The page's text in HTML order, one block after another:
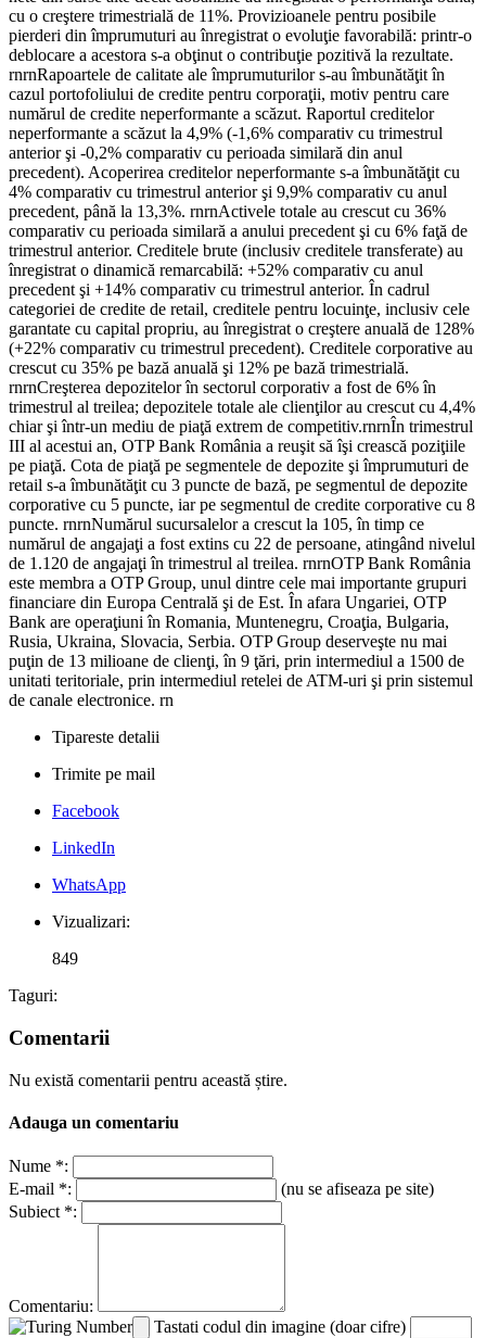
cu o creştere trimestrială de 11%. Provizioanele pentru posibile
pierderi din împrumuturi au înregistrat o evoluţie favorabilă: printr-o
deblocare a acestora s-a obţinut o contribuţie pozitivă la rezultate.
rnrnRapoartele de calitate ale împrumuturilor s-au îmbunătăţit în
cazul portofoliului de credite pentru corporaţii, motiv pentru care
numărul de credite neperformante a scăzut. Raportul creditelor
neperformante a scăzut la 4,9% (-1,6% comparativ cu trimestrul
anterior şi -0,2% comparativ cu perioada similară din anul
precedent). Acoperirea creditelor neperformante s-a îmbunătăţit cu
4% comparativ cu trimestrul anterior şi 9,9% comparativ cu anul
precedent, până la 13,3%. rnrnActivele totale au crescut cu 36%
comparativ cu perioada similară a anului precedent şi cu 6% faţă de
trimestrul anterior. Creditele brute (inclusiv creditele transferate) au
înregistrat o dinamică remarcabilă: +52% comparativ cu anul
precedent şi +14% comparativ cu trimestrul anterior. În cadrul
categoriei de credite de retail, creditele pentru locuinţe, inclusiv cele
garantate cu capital propriu, au înregistrat o creştere anuală de 128%
(+22% comparativ cu trimestrul precedent). Creditele corporative au
crescut cu 35% pe bază anuală şi 12% pe bază trimestrială.
rnrnCreşterea depozitelor în sectorul corporativ a fost de 6% în
trimestrul al treilea; depozitele totale ale clienţilor au crescut cu 4,4%
chiar şi într-un mediu de piaţă extrem de competitiv.rnrnÎn trimestrul
III al acestui an, OTP Bank România a reuşit să îşi crească poziţiile
pe piaţă. Cota de piaţă pe segmentele de depozite şi împrumuturi de
retail s-a îmbunătăţit cu 3 puncte de bază, pe segmentul de depozite
corporative cu 5 puncte, iar pe segmentul de credite corporative cu 8
puncte. rnrnNumărul sucursalelor a crescut la 105, în timp ce
numărul de angajaţi a fost extins cu 22 de persoane, atingând nivelul
de 1.120 de angajaţi în trimestrul al treilea. rnrnOTP Bank România
este membra a OTP Group, unul dintre cele mai importante grupuri
financiare din Europa Centrală şi de Est. În afara Ungariei, OTP
Bank are operaţiuni în Romania, Muntenegru, Croaţia, Bulgaria,
Rusia, Ukraina, Slovacia, Serbia. OTP Group deserveşte nu mai
puţin de 13 milioane de clienţi, în 9 ţări, prin intermediul a 1500 de
unitati teritoriale, prin intermediul retelei de ATM-uri şi prin sistemul
de canale electronice. rn
Tipareste detalii
Trimite pe mail
Facebook
LinkedIn
WhatsApp
Vizualizari:
849
Taguri:
Comentarii
Nu există comentarii pentru această știre.
Adauga un comentariu
Nume *:
E-mail *:
(nu se afiseaza pe site)
Subiect *:
Comentariu:
Tastati codul din imagine (doar cifre)